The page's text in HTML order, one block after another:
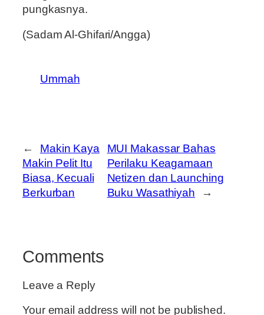
pungkasnya.
(Sadam Al-Ghifari/Angga)
Ummah
←
Makin Kaya
Makin Pelit Itu
Biasa, Kecuali
Berkurban
MUI Makassar Bahas
Perilaku Keagamaan
Netizen dan Launching
Buku Wasathiyah
→
Comments
Leave a Reply
Your email address will not be published.